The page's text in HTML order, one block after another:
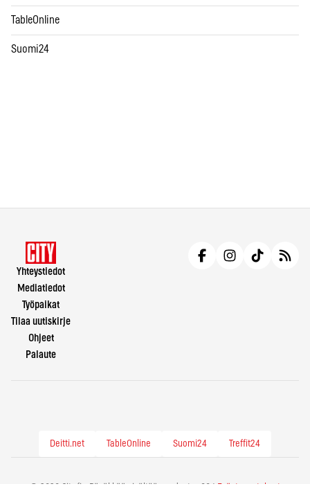
TableOnline
Suomi24
Yhteystiedot
Mediatiedot
Työpaikat
Tilaa uutiskirje
Ohjeet
Palaute
Deitti.net TableOnline Suomi24 Treffit24